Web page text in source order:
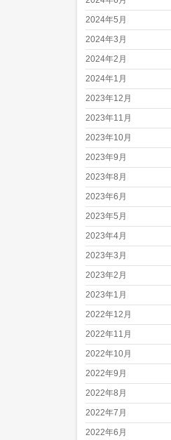
2024年5月
2024年3月
2024年2月
2024年1月
2023年12月
2023年11月
2023年10月
2023年9月
2023年8月
2023年6月
2023年5月
2023年4月
2023年3月
2023年2月
2023年1月
2022年12月
2022年11月
2022年10月
2022年9月
2022年8月
2022年7月
2022年6月